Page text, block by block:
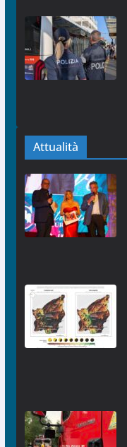
Attualità